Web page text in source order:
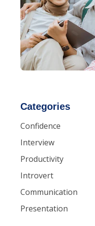
Categories
Confidence
Interview
Productivity
Introvert
Communication
Presentation